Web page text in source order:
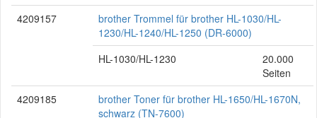
4209157
brother Trommel für brother HL-1030/HL-
1230/HL-1240/HL-1250 (DR-6000)
HL-1030/HL-1230
20.000
Seiten
4209185
brother Toner für brother HL-1650/HL-1670N,
schwarz (TN-7600)